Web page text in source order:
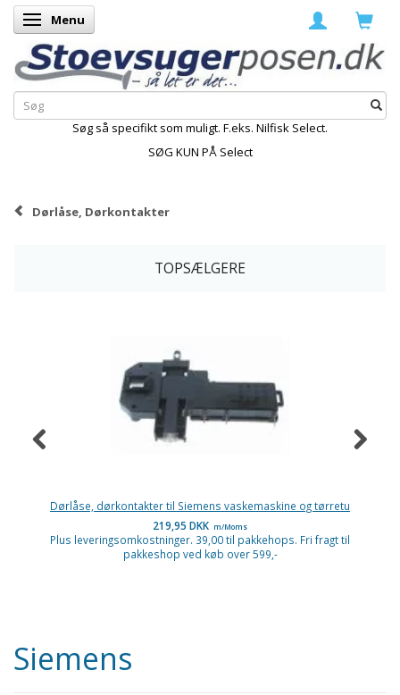
Skifte navigation
Menu
Søg så specifikt som muligt. F.eks. Nilfisk Select.
SØG KUN PÅ Select
Dørlåse, Dørkontakter
TOPSÆLGERE
Dørlåse, dørkontakter til Siemens vaskemaskine og tørretu
219,95 DKK m/Moms
Plus leveringsomkostninger. 39,00 til pakkehops. Fri fragt til
pakkeshop ved køb over 599,-
Siemens